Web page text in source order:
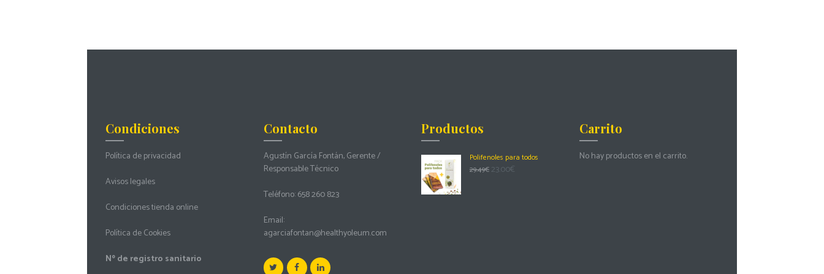
Condiciones
Política de privacidad
Avisos legales
Condiciones tienda online
Política de Cookies
Nº de registro sanitario
Contacto
Agustín García Fontán, Gerente /
Responsable Técnico
Teléfono:658 260 823
Email:
agarciafontan@healthyoleum.com
Productos
Polifenoles para todos
29.49€ 23.00€
Carrito
No hay productos en el carrito.